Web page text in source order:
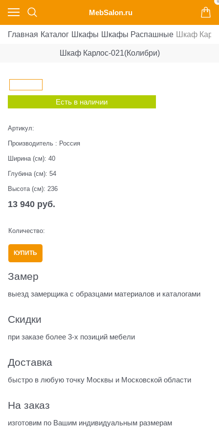
MebSalon.ru
0
Главная Каталог Шкафы Шкафы Распашные Шкаф
Шкаф Карлос-021(Колибри)
Есть в наличии
Артикул:
Производитель : Россия
Ширина (см): 40
Глубина (см): 54
Высота (см): 236
13 940 руб.
Количество:
КУПИТЬ
Замер
выезд замерщика с образцами материалов и каталогами
Скидки
при заказе более 3-х позиций мебели
Доставка
быстро в любую точку Москвы и Московской области
На заказ
изготовим по Вашим индивидуальным размерам